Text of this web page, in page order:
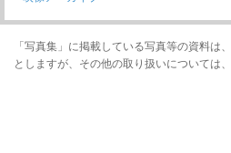
「写真集」に掲載している写真等の資料は
としますが、その他の取り扱いについては、